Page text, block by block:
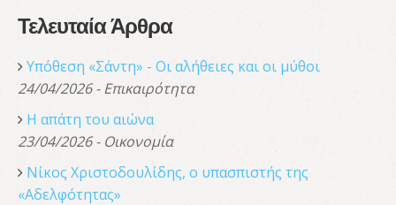
Τελευταία Άρθρα
Υπόθεση «Σάντη» - Οι αλήθειες και οι μύθοι
24/04/2026 - Επικαιρότητα
Η απάτη του αιώνα
23/04/2026 - Οικονομία
Νίκος Χριστοδουλίδης, o υπασπιστής της
«Αδελφότητας»